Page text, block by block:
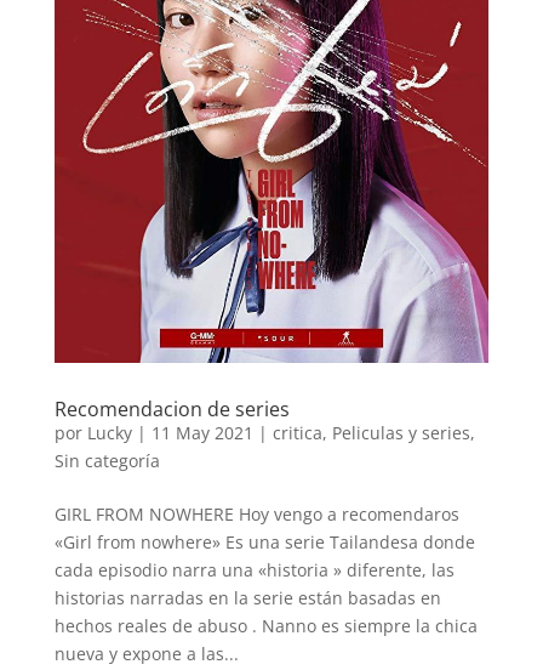
Recomendacion de series
por Lucky| 11 May 2021 | critica, Peliculas y series,
Sin categoría
GIRL FROM NOWHERE Hoy vengo a recomendaros
«Girl from nowhere» Es una serie Tailandesa donde
cada episodio narra una «historia » diferente, las
historias narradas en la serie están basadas en
hechos reales de abuso . Nanno es siempre la chica
nueva y expone a las...